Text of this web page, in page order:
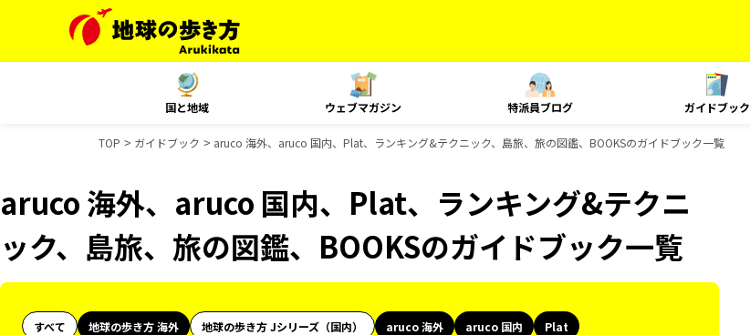
国と地域 ウェブマガジン 特派員ブログ ガイドブック
TOP ガイドブック aruco 海外、aruco 国内、Plat、ランキング&テクニック、島旅、旅の図鑑、BOOKSのガイドブック一覧
aruco 海外、aruco 国内、Plat、ランキング&テクニ
ック、島旅、旅の図鑑、BOOKSのガイドブック一覧
すべて 地球の歩き方 海外 地球の歩き方 Jシリーズ（国内） aruco 海外 aruco 国内
Plat